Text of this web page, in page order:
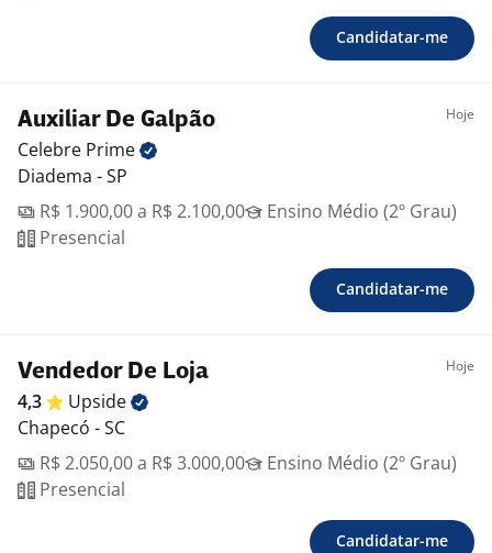
Candidatar-me
Auxiliar De Galpão Hoje
Celebre Prime
Diadema - SP
R$ 1.900,00 a R$ 2.100,00
Ensino Médio (2º Grau)
Presencial
Candidatar-me
Vendedor De Loja Hoje
4,3
Upside
Chapecó - SC
R$ 2.050,00 a R$ 3.000,00
Ensino Médio (2º Grau)
Presencial
Candidatar-me